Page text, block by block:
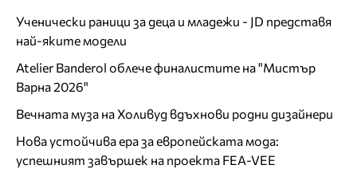
Ученически раници за деца и младежи - JD представя
най-яките модели
Atelier Banderol облече финалистите на "Мистър
Варна 2026"
Вечната муза на Холивуд вдъхнови родни дизайнери
Нова устойчива ера за европейската мода:
успешният завършек на проекта FEA-VEE